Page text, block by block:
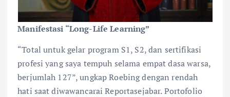
Manifestasi “Long-Life Learning”
“Total untuk gelar program S1, S2, dan sertifikasi
profesi yang saya tempuh selama empat dasa warsa,
berjumlah 127”, ungkap Roebing dengan rendah
hati saat diwawancarai Reportasejabar. Portofolio